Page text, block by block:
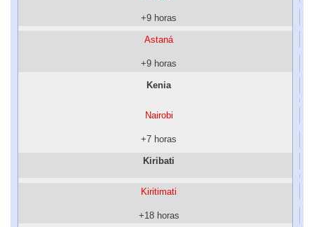
+9 horas
Astaná
+9 horas
Kenia
Nairobi
+7 horas
Kiribati
Kiritimati
+18 horas